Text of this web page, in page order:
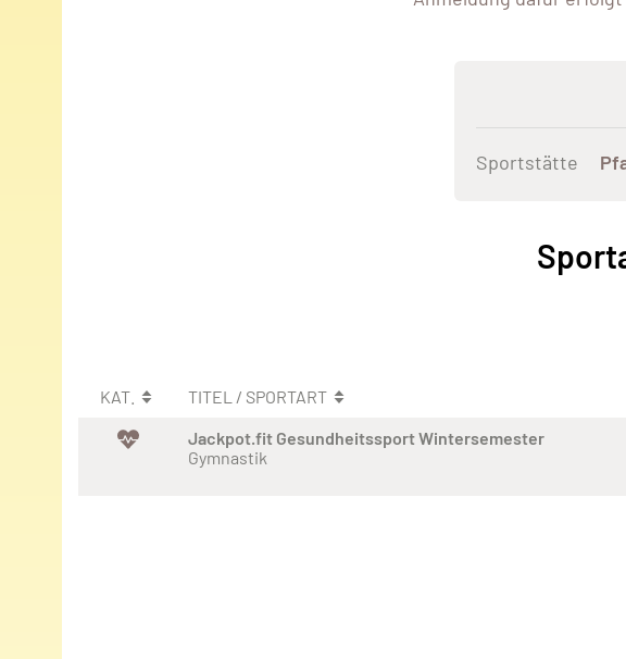
Sportstätte
KAT. TITEL / SPORTART
Jackpot.fit Gesundheitssport Wintersemester
Gymnastik